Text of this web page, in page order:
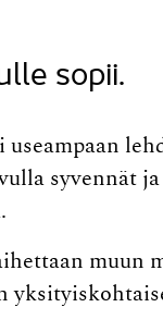
sopii.
syvennät
muun